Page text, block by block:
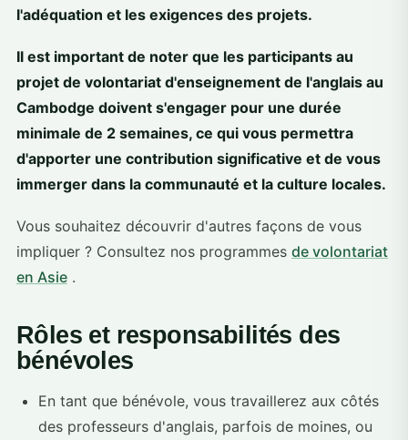
l'adéquation et les exigences des projets.
Il est important de noter que les participants au
projet de volontariat d'enseignement de l'anglais au
Cambodge doivent s'engager pour une durée
minimale de 2 semaines, ce qui vous permettra
d'apporter une contribution significative et de vous
immerger dans la communauté et la culture locales.
Vous souhaitez découvrir d'autres façons de vous
impliquer ? Consultez nos programmes de volontariat
en Asie .
Rôles et responsabilités des
bénévoles
En tant que bénévole, vous travaillerez aux côtés
des professeurs d'anglais, parfois de moines, ou